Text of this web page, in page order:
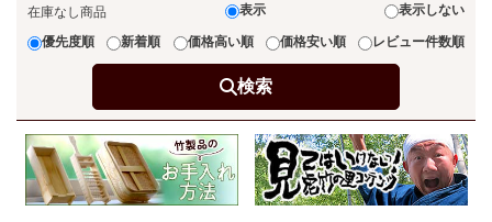
在庫なし商品 表示 表示しない
優先度順 新着順 価格高い順 価格安い順 レビュー件数順
検索